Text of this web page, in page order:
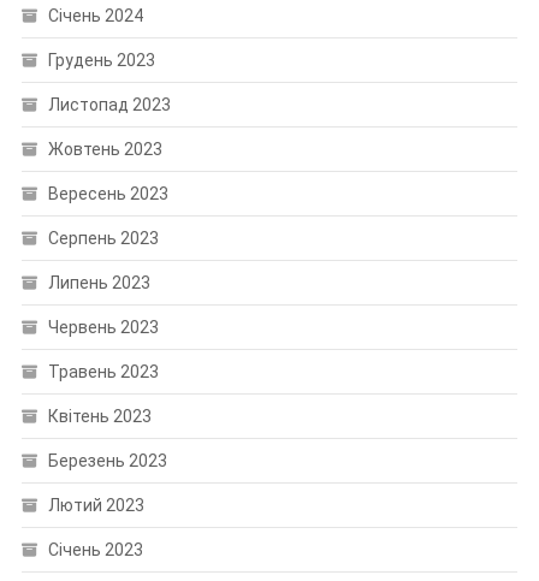
Січень 2024
Грудень 2023
Листопад 2023
Жовтень 2023
Вересень 2023
Серпень 2023
Липень 2023
Червень 2023
Травень 2023
Квітень 2023
Березень 2023
Лютий 2023
Січень 2023